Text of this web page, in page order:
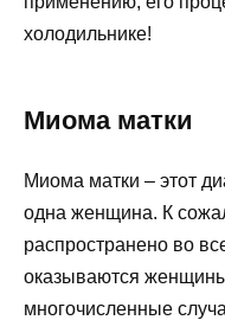
холодильнике!
Миома матки
Миома матки – этот
одна женщина. К
распространено во
оказываются
многочисленные